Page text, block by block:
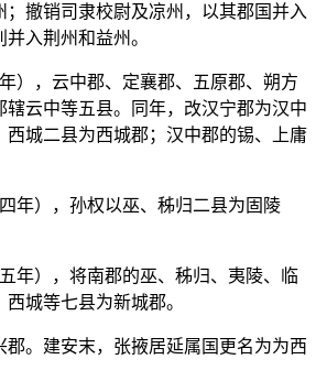
撤销司隶校尉及凉州，以其郡国并入
入荆州和益州。
），云中郡、定襄郡、五原郡、朔方
辖云中等五县。同年，改汉宁郡为汉中
西城二县为西城郡；汉中郡的锡、上庸
年），孙权以巫、秭归二县为固陵
年），将南郡的巫、秭归、夷陵、临
城等七县为新城郡。
郡。建安末，张掖居延属国更名为为西